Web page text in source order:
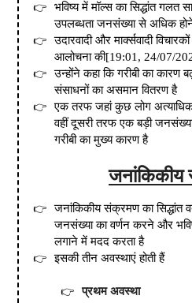
भविष्य में मॉल्स का सिद्धांत गलत
उपलब्धता जनसंख्या से अधिक
उदारवादी और मार्क्सवादी
आलोचना की[19:01 , 24/07/
उन्होंने कहा कि गरीबी का कारण
संसाधनों का असमान वितरण है
एक तरफ जहां कुछ लोग
वहीं दूसरी तरफ एक बड़ी जनसंख्या
गरीबी का मुख्य कारण है
जनांकिकीय संक्रमण का सिद्धांत
जनसंख्या का वर्णन करने और
लगाने में मदद करता है
इसकी तीन अवस्थाएं होती हैं
प्रथम अवस्था